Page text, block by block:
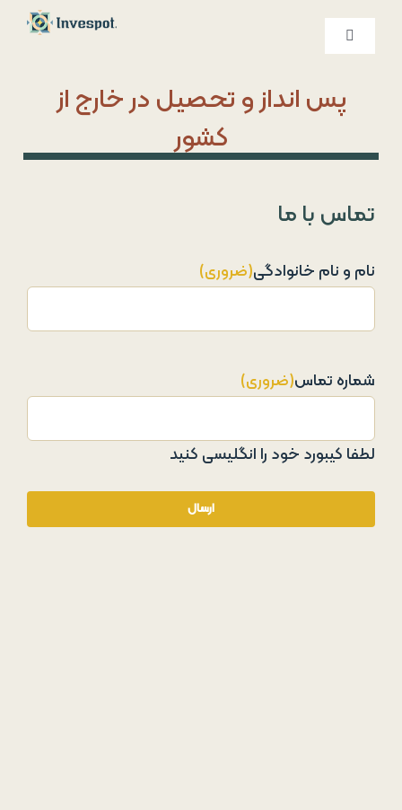
Skip
کنترلر
پس انداز و تحصیل در خارج از
کشور
تماس با ما
نام و نام خانوادگی(ضروری)
شماره تماس(ضروری)
لطفا کیبورد خود را انگلیسی کنید